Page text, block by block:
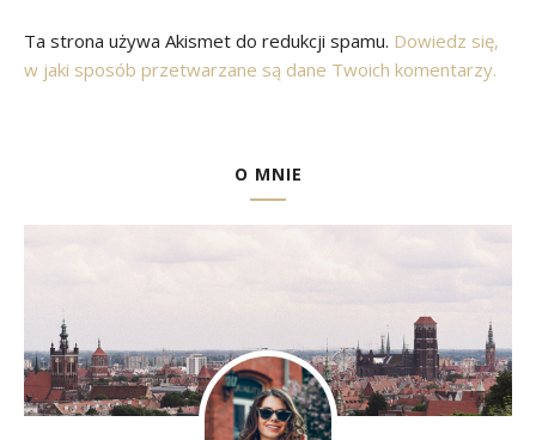
Ta strona używa Akismet do redukcji spamu. Dowiedz się,
w jaki sposób przetwarzane są dane Twoich komentarzy.
O MNIE